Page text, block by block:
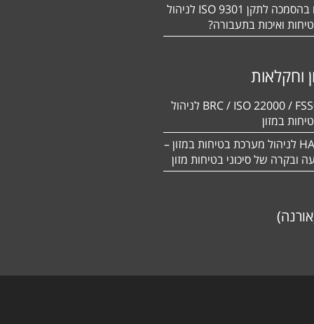
מעוניינים בהסמכה לתקן ISO 9301 לניהול
ואיכות בתעבורה?
וחקלאות
BRC / ISO 22000 / FSSC 22000 לניהול
במזון
תקן HACCP לניהול מערכת בטיחות במזון –
ובקרה של סיכוני בטיחות מזון